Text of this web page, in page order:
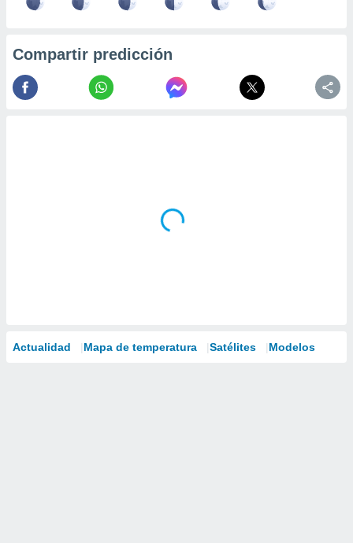
Compartir predicción
Actualidad Mapa de temperatura Satélites Modelos